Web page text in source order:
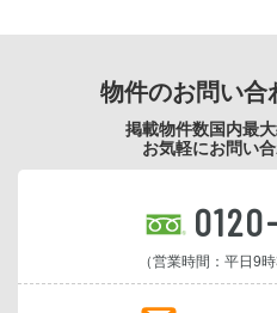
物件のお問い合
掲載物件数国内最
お気軽にお問い合
（営業時間：平日9